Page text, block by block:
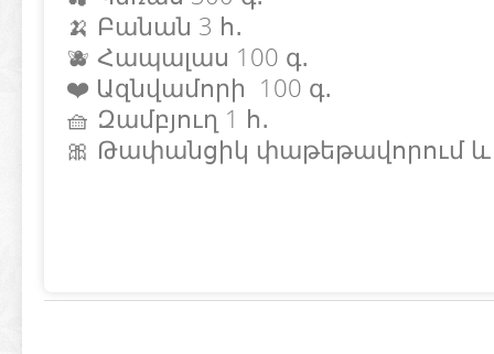
🍌 Բանան 3 հ․
🫐 Հապալաս 100 գ․
❤️ Ազնվամորի 100 գ․
🧺 Զամբյուղ 1 հ․
🎀 Թափանցիկ փաթեթավորում